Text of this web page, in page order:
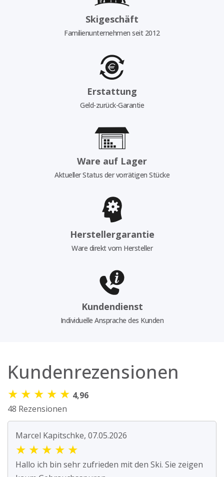
Skigeschäft
Familienunternehmen seit 2012
Erstattung
Geld-zurück-Garantie
Ware auf Lager
Aktueller Status der vorrätigen Stücke
Herstellergarantie
Ware direkt vom Hersteller
Kundendienst
Individuelle Ansprache des Kunden
Kundenrezensionen
★ ★ ★ ★ ★ 4,96
48 Rezensionen
Marcel Kapitschke, 07.05.2026
★ ★ ★ ★ ★
Hallo ich bin sehr zufrieden mit den Ski. Sie zeigen